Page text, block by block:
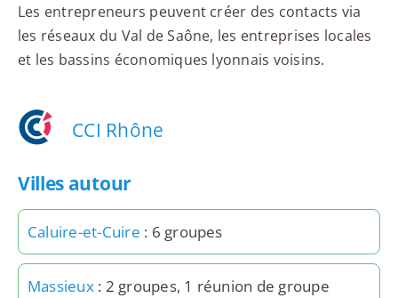
Les entrepreneurs peuvent créer des contacts via
les réseaux du Val de Saône, les entreprises locales
et les bassins économiques lyonnais voisins.
CCI Rhône
Villes autour
Caluire-et-Cuire : 6 groupes
Massieux: 2 groupes, 1 réunion de groupe